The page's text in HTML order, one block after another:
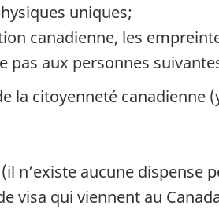
uniques;
canadienne, les
pas aux personnes
la citoyenneté canadienne
n’existe aucune dispense
visa qui viennent au